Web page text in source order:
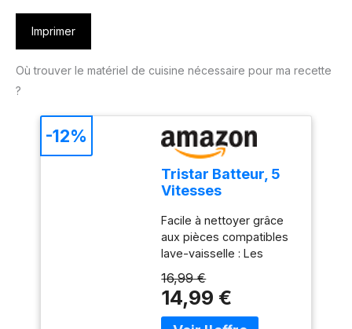
Imprimer
Où trouver le matériel de cuisine nécessaire pour ma recette
?
Tristar Batteur, 5
Vitesses
Design
Ergonomique,
Fouets et Crochets
Inox, Pièces
Compatibles Lave-
Vaisselle, Sans
BPA, Compact et
Facile à nettoyer grâce
aux pièces compatibles
lave-vaisselle : Les
accessoires en acier
inoxydable, comme les
crochets et fouets, sont
détachables et lavables
16,99 €
14,99 €
-12%